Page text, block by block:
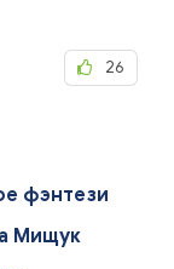
26
фэнтези
Мищук